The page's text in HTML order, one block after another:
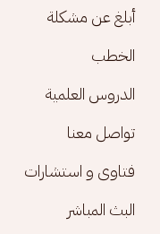
أبلغ عن مشكلة
الخطب
الدروس العلمية
تواصل معنا
فتاوى و استشارات
البث المباشر